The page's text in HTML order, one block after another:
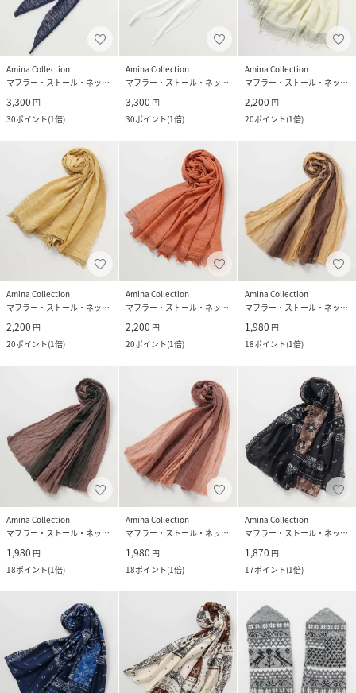
Amina Collection
マフラー・ストール・ネックウォーマー
3,300 円
30ポイント(1倍)
Amina Collection
マフラー・ストール・ネックウォーマー
3,300 円
30ポイント(1倍)
Amina Collection
マフラー・ストール・ネックウォーマー
2,200 円
20ポイント(1倍)
Amina Collection
マフラー・ストール・ネックウォーマー
2,200 円
20ポイント(1倍)
Amina Collection
マフラー・ストール・ネックウォーマー
2,200 円
20ポイント(1倍)
Amina Collection
マフラー・ストール・ネックウォーマー
1,980 円
18ポイント(1倍)
Amina Collection
マフラー・ストール・ネックウォーマー
1,980 円
18ポイント(1倍)
Amina Collection
マフラー・ストール・ネックウォーマー
1,980 円
18ポイント(1倍)
Amina Collection
マフラー・ストール・ネックウォーマー
1,870 円
17ポイント(1倍)